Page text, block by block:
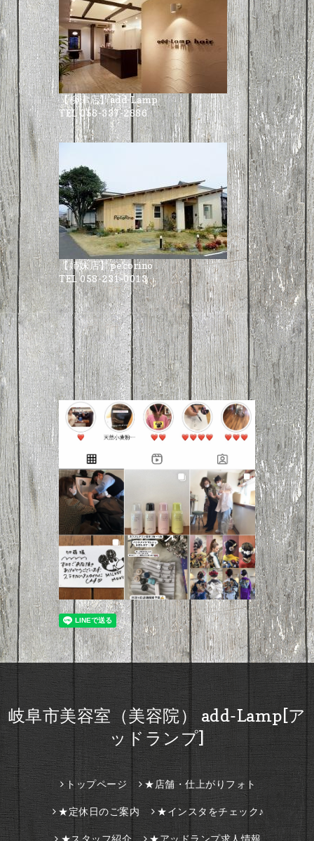
【柳津店】add-Lamp
TEL 058-337-2886
【姉妹店】pecorino
TEL 058-231-0013
岐阜市美容室（美容院） add-Lamp[ア
ッドランプ]
トップページ ★店舗・仕上がりフォト
★定休日のご案内 ★インスタをチェック♪